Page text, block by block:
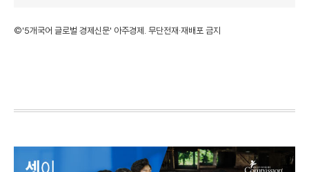
©'5개국어 글로벌 경제신문' 아주경제. 무단전재·재배포 금지